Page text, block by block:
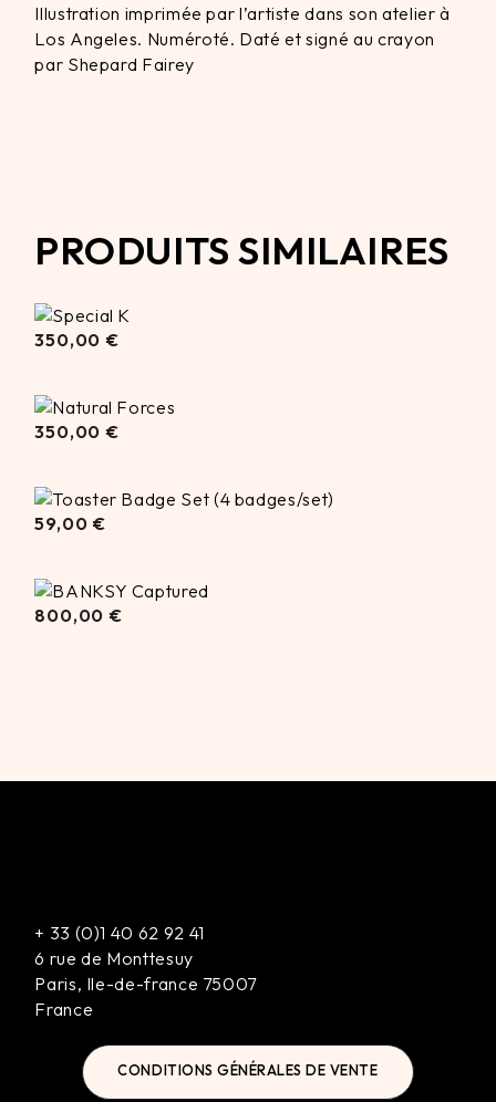
Illustration imprimée par l’artiste dans son atelier à
Los Angeles. Numéroté. Daté et signé au crayon
par Shepard Fairey
PRODUITS SIMILAIRES
350,00 €
350,00 €
59,00
59,00 €
800,00 €
+ 33 (0)1 40 62 92 41
6 rue de Monttesuy
Paris, Ile-de-france 75007
France
CONDITIONS GÉNÉRALES DE VENTE